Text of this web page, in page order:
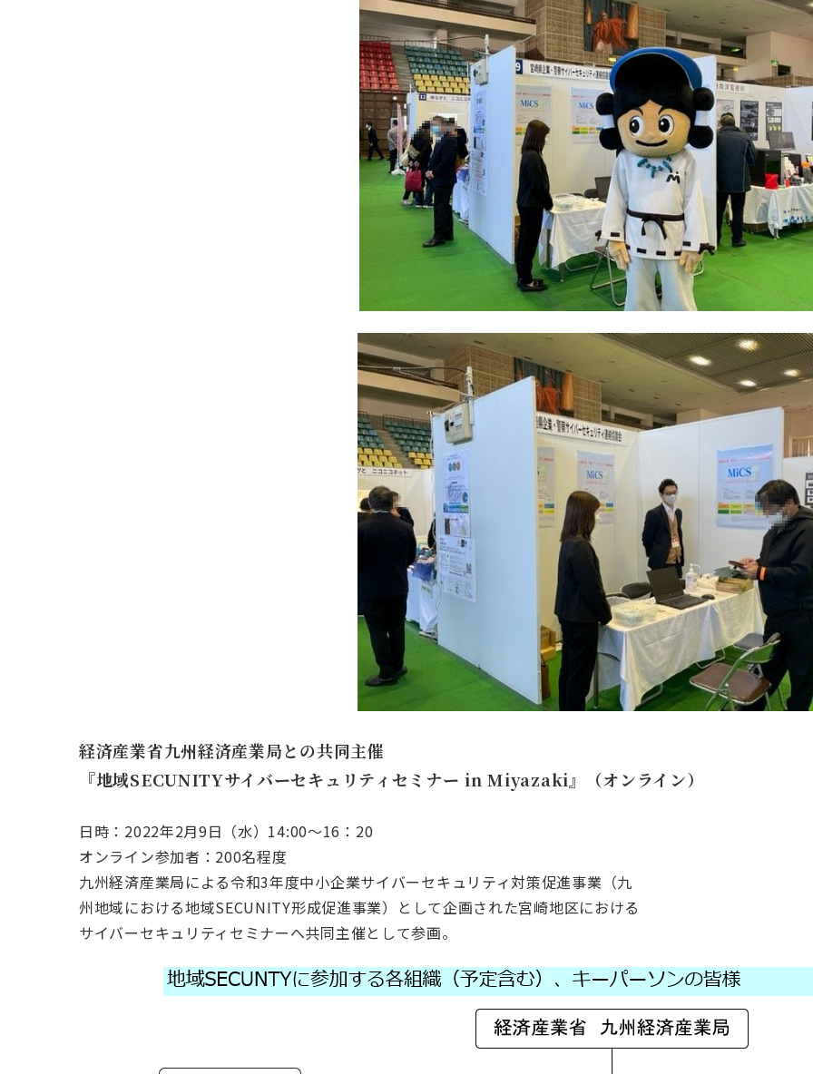
経済産業省九州経済産業局との共同主催
『地域SECUNITYサイバーセキュリティセミナー in Miyazaki』（オンライン）
日時：2022年2月9日（水）14:00～16：20
オンライン参加者：200名程度
九州経済産業局による令和3年度中小企業サイバーセキュリティ対策促進事業（九
州地域における地域SECUNITY形成促進事業）として企画された宮崎地区における
サイバーセキュリティセミナーへ共同主催として参画。